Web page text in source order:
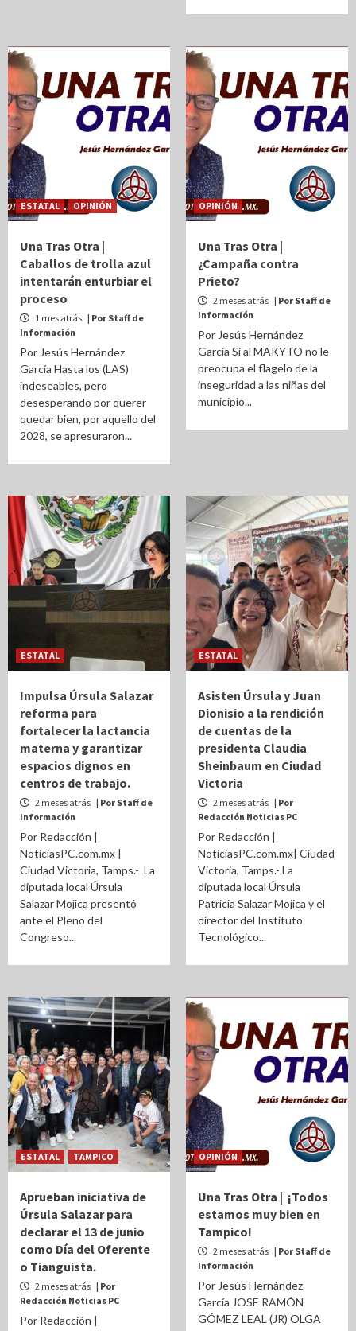
ESTATAL OPINIÓN
Una Tras Otra |
Caballos de trolla azul
intentarán enturbiar el
proceso
1 mes atrás | Por Staff de
Información
Por Jesús Hernández
García Hasta los (LAS)
indeseables, pero
desesperando por querer
quedar bien, por aquello del
2028, se apresuraron...
OPINIÓN
Una Tras Otra |
¿Campaña contra
Prieto?
2 meses atrás | Por Staff de
Información
Por Jesús Hernández
García Si al MAKYTO no le
preocupa el flagelo de la
inseguridad a las niñas del
municipio...
ESTATAL
Impulsa Úrsula Salazar
reforma para
fortalecer la lactancia
materna y garantizar
espacios dignos en
centros de trabajo.
2 meses atrás | Por Staff de
Información
Por Redacción |
NoticiasPC.com.mx |
Ciudad Victoria, Tamps.- La
diputada local Úrsula
Salazar Mojica presentó
ante el Pleno del
Congreso...
ESTATAL
Asisten Úrsula y Juan
Dionisio a la rendición
de cuentas de la
presidenta Claudia
Sheinbaum en Ciudad
Victoria
2 meses atrás | Por
Redacción Noticias PC
Por Redacción |
NoticiasPC.com.mx| Ciudad
Victoria, Tamps.- La
diputada local Úrsula
Patricia Salazar Mojica y el
director del Instituto
Tecnológico...
ESTATAL TAMPICO
Aprueban iniciativa de
Úrsula Salazar para
declarar el 13 de junio
como Día del Oferente
o Tianguista.
2 meses atrás | Por
Redacción Noticias PC
Por Redacción |
OPINIÓN
Una Tras Otra | ¡Todos
estamos muy bien en
Tampico!
2 meses atrás | Por Staff de
Información
Por Jesús Hernández
García JOSE RAMÓN
GÓMEZ LEAL (JR) OLGA